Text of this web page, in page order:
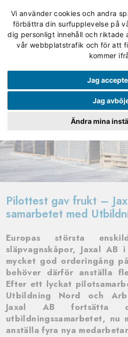
Vi använder cookies och andra
förbättra din surfupplevelse på
dig personligt innehåll och riktade
vår webbplatstrafik och för att
kommer
Jag
Jag
Ändra mina
Pilottest gav frukt –
samarbetet med
Europas största
släpvagnskåpor, Jaxal AB
mycket god orderingång
behöver därför anställa
Efter ett lyckat
Utbildning Nord och
Jaxal AB fortsätta
utbildningssamarbetet, nu
anställa fyra nya